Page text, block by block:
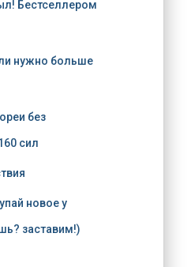
Бестселлером
нужно больше
без
сил
новое у
заставим!)